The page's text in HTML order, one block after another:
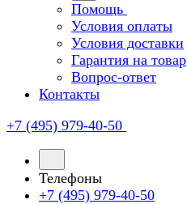
Помощь
Условия оплаты
Условия доставки
Гарантия на товар
Вопрос-ответ
Контакты
+7 (495) 979-40-50
Телефоны
+7 (495) 979-40-50